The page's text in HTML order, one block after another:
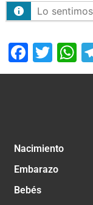
Lo
Nacimiento
Embarazo
Bebés